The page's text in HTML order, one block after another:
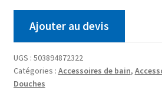
Ajouter au devis
UGS : 503894872322
Catégories : Accessoires de bain,
Douches